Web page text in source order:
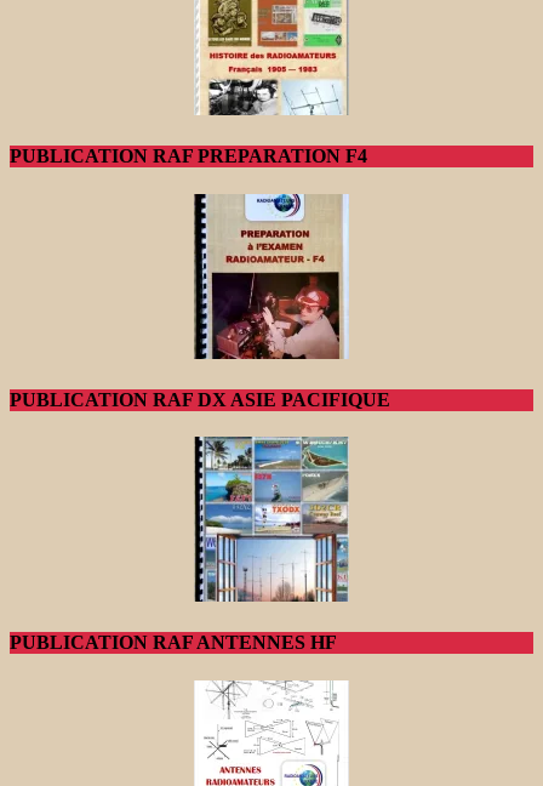
PUBLICATION RAF PREPARATION F4
PUBLICATION RAF DX ASIE PACIFIQUE
PUBLICATION RAF ANTENNES HF